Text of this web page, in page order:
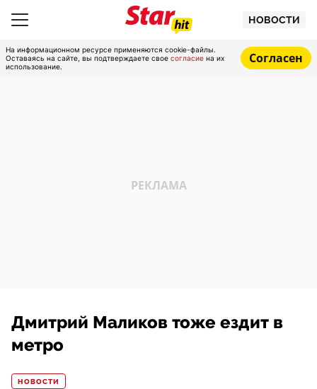
НОВОСТИ
На информационном ресурсе применяются cookie-файлы.
Оставаясь на сайте, вы подтверждаете свое согласие на их
использование.
Согласен
Дмитрий Маликов тоже ездит в
метро
НОВОСТИ